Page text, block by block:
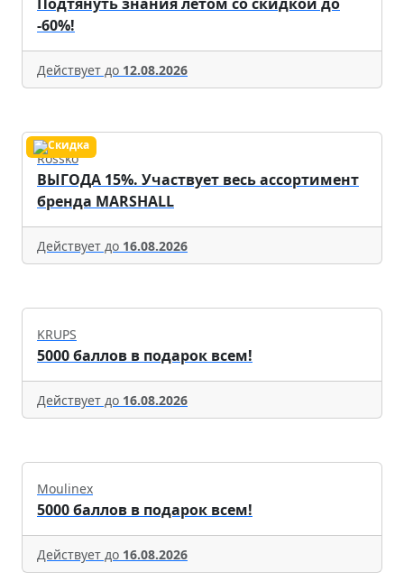
-60%!
Действует до 12.08.2026
Rossko
ВЫГОДА 15%. Участвует весь ассортимент
бренда MARSHALL
Действует до 16.08.2026
KRUPS
5000 баллов в подарок всем!
Действует до 16.08.2026
Moulinex
5000 баллов в подарок всем!
Действует до 16.08.2026